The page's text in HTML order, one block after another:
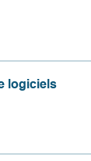
logiciels